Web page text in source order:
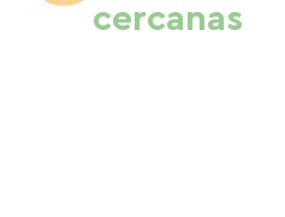
cercanas